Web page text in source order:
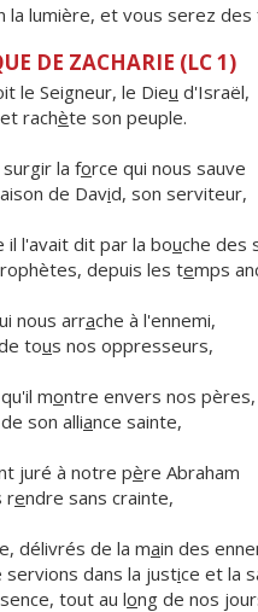
la lumière, et vous serez des
DE ZACHARIE (LC 1)
le Seigneur, le Dieu d'Israël,
rachète son peuple.
la force qui nous sauve
de David, son serviteur,
il l'avait dit par la bouche des
depuis les temps
nous arrache à l'ennemi,
tous nos oppresseurs,
montre envers nos pères,
son alliance sainte,
juré à notre père Abraham
rendre sans crainte,
délivrés de la main des
servions dans la justice et la
tout au long de nos